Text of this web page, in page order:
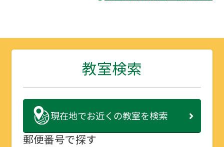
教室検索
現在地でお近くの教室を検索
郵便番号で探す